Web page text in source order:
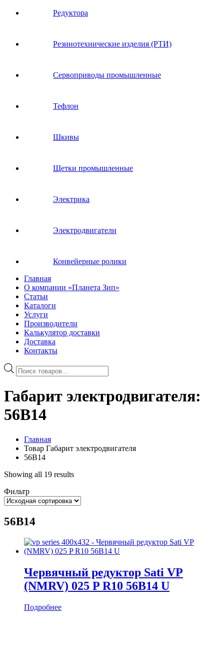
Редуктора
Резинотехнические изделия (РТИ)
Сервоприводы промышленные
Тефлон
Шкивы
Щетки промышленные
Электрика
Электродвигатели
Конвейерные ролики
Главная
О компании «Планета Зип»
Статьи
Каталоги
Услуги
Производители
Калькулятор доставки
Доставка
Контакты
Поиск
товаров
Габарит электродвигателя:
56B14
Главная
Товар Габарит электродвигателя
56B14
Showing all 19 results
Фильтр
56B14
Червячный редуктор Sati VP
(NMRV) 025 P R10 56B14 U
Подробнее